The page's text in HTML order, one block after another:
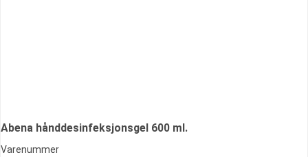
Abena hånddesinfeksjonsgel 600 ml.
Varenummer